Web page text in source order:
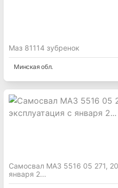
Маз 81114 зубренок
Минская обл.
Самосвал МАЗ 5516 05 271,
января 2...